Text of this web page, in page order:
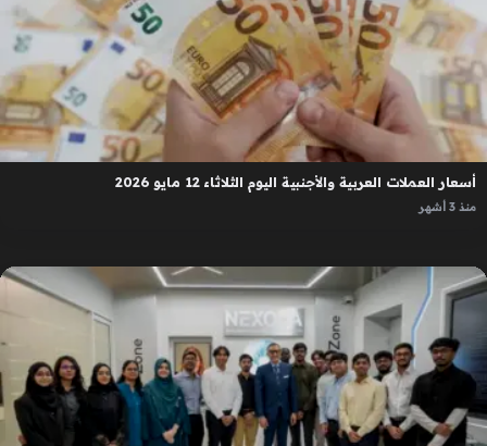
أسعار العملات العربية والأجنبية اليوم الثلاثاء 12 مايو 2026
منذ 3 أشهر